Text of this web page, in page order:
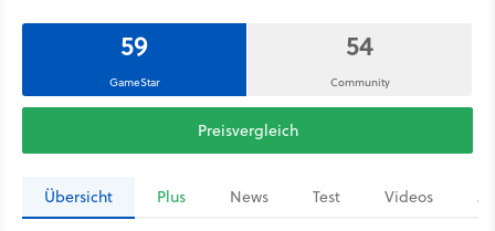
59
GameStar
54
Community
Preisvergleich
Übersicht Plus News Test Videos